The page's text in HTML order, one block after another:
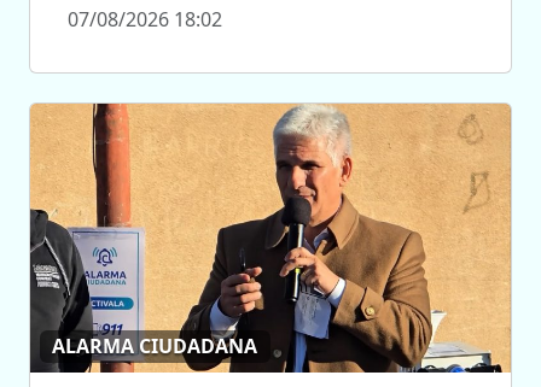
07/08/2026 18:02
ALARMA CIUDADANA